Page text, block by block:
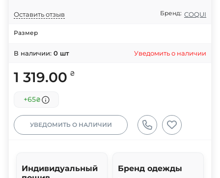
Оставить отзыв Бренд: COQUI
Размер
В наличии: 0 шт Уведомить о наличии
1 319.00 ₴
+65₴
УВЕДОМИТЬ О НАЛИЧИИ
Индивидуальный
Бренд одежды